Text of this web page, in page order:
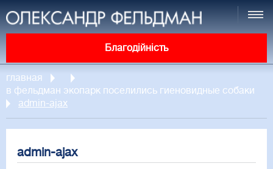
Благодійність
главная
в фельдман экопарк поселились гиеновидные собаки
admin-ajax
admin-ajax